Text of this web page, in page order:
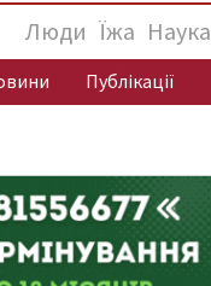
Люди Їжа Наука
Публікації